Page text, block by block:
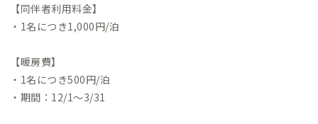
【同伴者利用料金】
・1名につき1,000円/泊
【暖房費】
・1名につき500円/泊
・期間：12/1〜3/31